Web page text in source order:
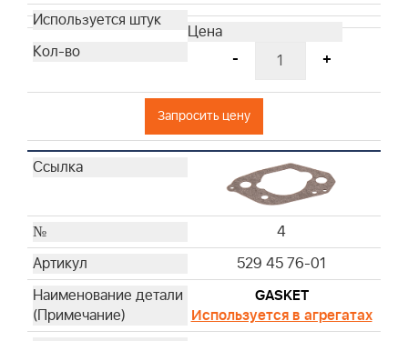
- +
Запросить цену
4
529 45 76-01
GASKET
Используется в агрегатах